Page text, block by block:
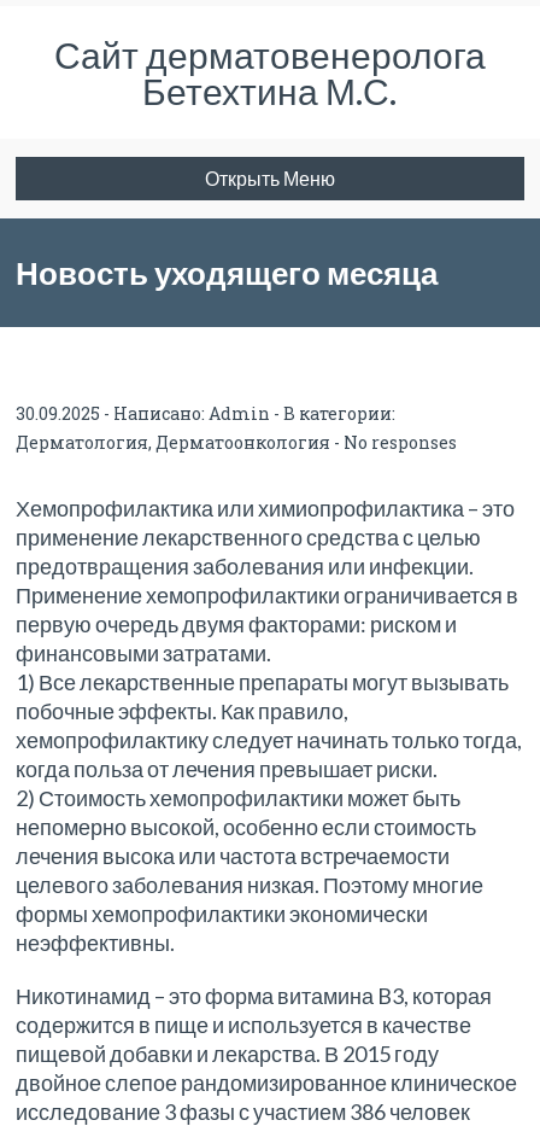
Сайт дерматовенеролога
Бетехтина М.С.
Открыть Меню
Новость уходящего месяца
30.09.2025 - Написано:Admin - В категории:
Дерматология,Дерматоонкология - No responses
Хемопрофилактика или химиопрофилактика – это
применение лекарственного средства с целью
предотвращения заболевания или инфекции.
Применение хемопрофилактики ограничивается в
первую очередь двумя факторами: риском и
финансовыми затратами.
1) Все лекарственные препараты могут вызывать
побочные эффекты. Как правило,
хемопрофилактику следует начинать только тогда,
когда польза от лечения превышает риски.
2) Стоимость хемопрофилактики может быть
непомерно высокой, особенно если стоимость
лечения высока или частота встречаемости
целевого заболевания низкая. Поэтому многие
формы хемопрофилактики экономически
неэффективны.
Никотинамид – это форма витамина B3, которая
содержится в пище и используется в качестве
пищевой добавки и лекарства. В 2015 году
двойное слепое рандомизированное клиническое
исследование 3 фазы с участием 386 человек